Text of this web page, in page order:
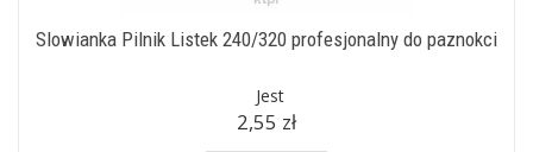
Slowianka Pilnik Listek 240/320 profesjonalny do paznokci
Jest
2,55 zł